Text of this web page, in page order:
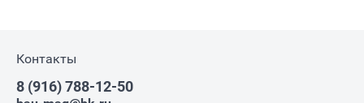
Контакты
8 (916) 788-12-50